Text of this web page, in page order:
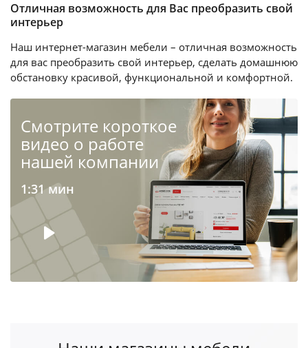
Отличная возможность для Вас преобразить свой
интерьер
Наш интернет-магазин мебели – отличная возможность
для вас преобразить свой интерьер, сделать домашнюю
обстановку красивой, функциональной и комфортной.
Cмотрите короткое
видео о работе
нашей компании
1:31 мин